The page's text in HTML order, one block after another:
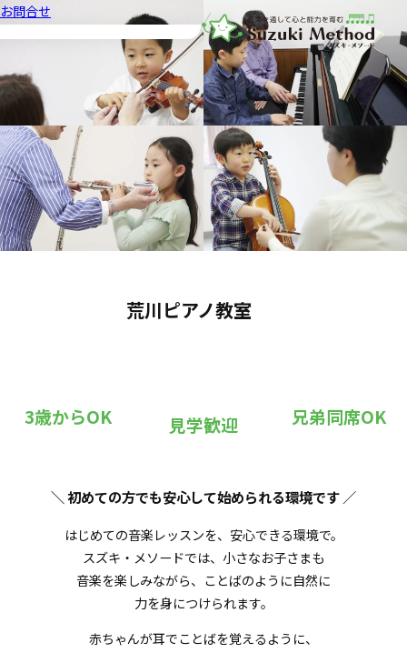
音楽教室スズキ・メソード | 公益
お問合せ
荒川ピアノ教室
3歳からOK 見学歓迎 兄弟同席OK
＼ 初めての方でも安心して始められる環境です／
はじめての音楽レッスンを、安心できる環境で。
スズキ・メソードでは、小さなお子さまも
音楽を楽しみながら、ことばのように自然に
力を身につけられます。
赤ちゃんが耳でことばを覚えるように、